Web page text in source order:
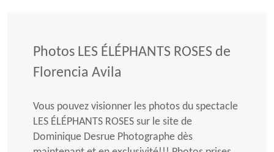
Photos LES ÉLÉPHANTS ROSES de
Florencia Avila
Vous pouvez visionner les photos du spectacle
LES ÉLÉPHANTS ROSES sur le site de
Dominique Desrue Photographe dès